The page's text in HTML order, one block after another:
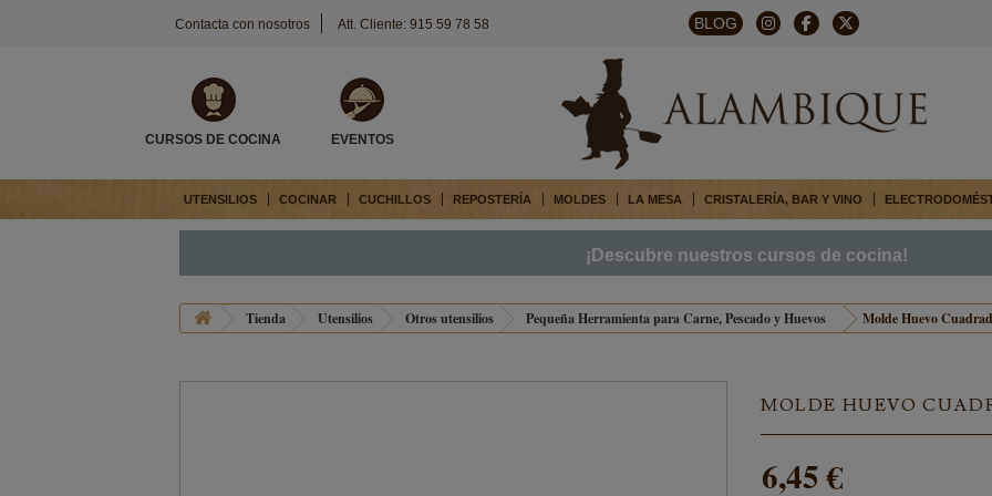
Contacta con nosotros Att. Cliente: 915 59 78 58 BLOG
CURSOS DE COCINA EVENTOS
UTENSILIOS COCINAR CUCHILLOS REPOSTERÍA MOLDES LA MESA CRISTALERÍA, BAR Y VINO
¡Descubre nuestros cursos de cocina!
Tienda Utensilios Otros utensilios Pequeña Herramienta para Carne, Pescado y Huevos Molde Huevo
MOLDE HUEVO
6,45 €